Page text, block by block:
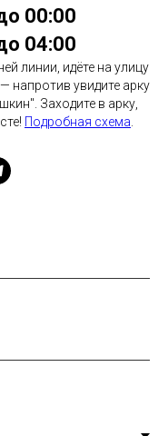
00:00
04:00
линии, идёте на улицу
напротив увидите арку
Заходите в арку,
Подробная схема